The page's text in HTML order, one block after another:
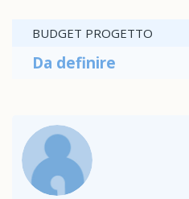
BUDGET PROGETTO
Da definire